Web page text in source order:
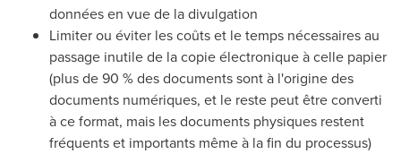
données en vue de la divulgation
Limiter ou éviter les coûts et le temps nécessaires au
passage inutile de la copie électronique à celle papier
(plus de 90 % des documents sont à l'origine des
documents numériques, et le reste peut être converti
à ce format, mais les documents physiques restent
fréquents et importants même à la fin du processus)